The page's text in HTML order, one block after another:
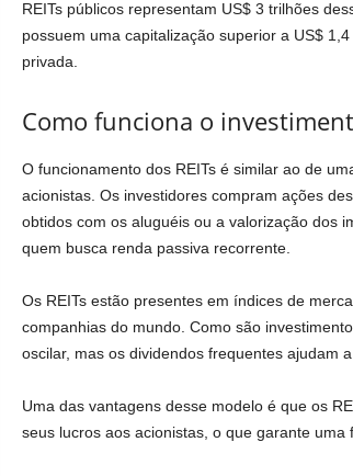
REITs públicos representam US$ 3 trilhões
possuem uma capitalização superior a US$
privada.
Como funciona o
O funcionamento dos REITs é similar ao de
acionistas. Os investidores compram ações
obtidos com os aluguéis ou a valorização dos
quem busca renda passiva recorrente.
Os REITs estão presentes em índices de
companhias do mundo. Como são
oscilar, mas os dividendos frequentes ajudam
Uma das vantagens desse modelo é que os
seus lucros aos acionistas, o que garante